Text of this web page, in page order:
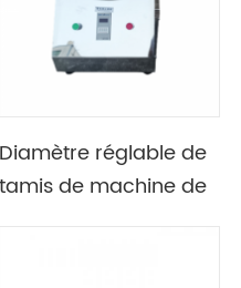
Diamètre réglable de
tamis de machine de